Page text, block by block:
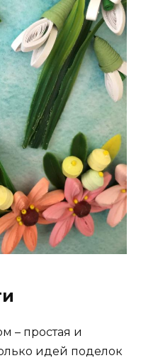
– простая и
идей поделок